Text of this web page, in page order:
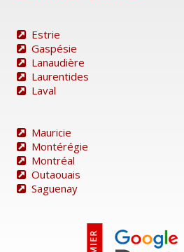
Estrie
Gaspésie
Lanaudière
Laurentides
Laval
Mauricie
Montérégie
Montréal
Outaouais
Saguenay